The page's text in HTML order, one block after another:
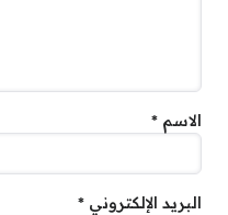
الاسم *
البريد الإلكتروني *